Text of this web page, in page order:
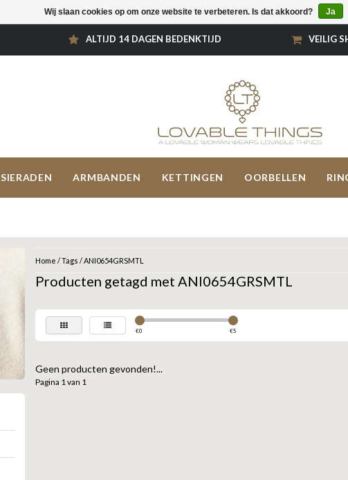
ALTIJD 14 DAGEN BEDENKTIJD VEILIG
SIERADEN ARMBANDEN KETTINGEN OORBELLEN
Home /Tags /ANI0654GRSMTL
Producten getagd met ANI0654GRSMTL
€0 €5
Geen producten gevonden!...
Pagina 1 van 1
Wij slaan cookies op om onze website te verbeteren. Is dat akkoord? Ja